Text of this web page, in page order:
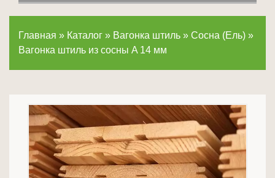
Главная » Каталог » Вагонка штиль » Сосна (Ель) »
Вагонка штиль из сосны A 14 мм